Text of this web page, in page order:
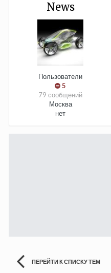
News
Пользователи
5
79 сообщений
Москва
нет
ПЕРЕЙТИ К СПИСКУ ТЕМ